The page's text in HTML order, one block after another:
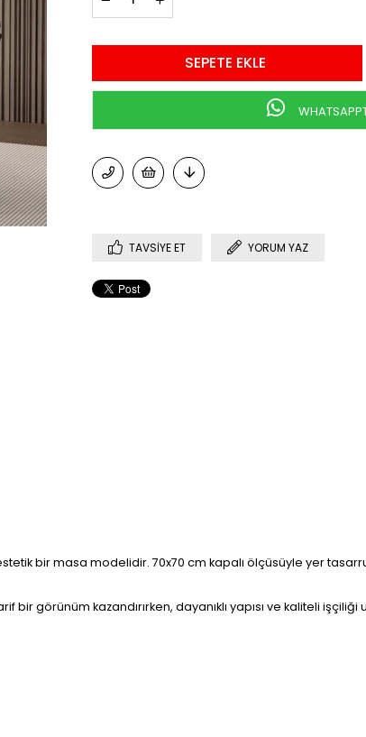
TAVSIYE ET YORUM YAZ
bir masa modelidir. 70x70 cm kapalı ölçüsüyle yer
görünüm kazandırırken, dayanıklı yapısı ve kaliteli işçiliği